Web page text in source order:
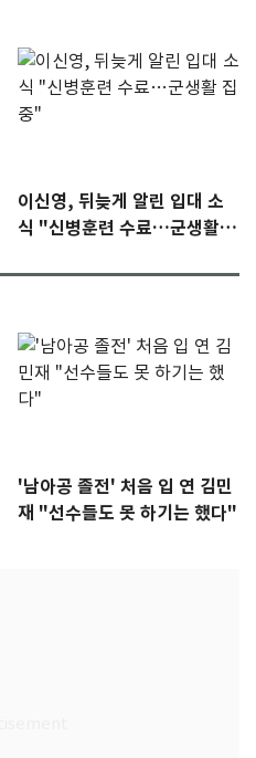
이신영, 뒤늦게 알린 입대 소
식 "신병훈련 수료…군생활
'남아공 졸전' 처음 입 연 김민
재 "선수들도 못 하기는 했다"